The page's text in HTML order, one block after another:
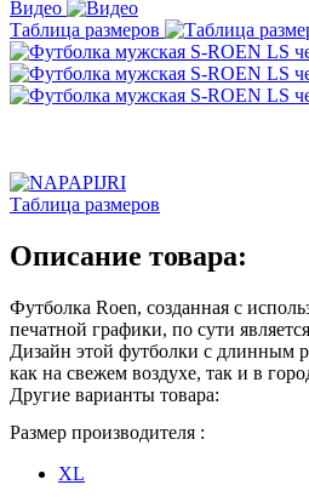
Видео
Таблица размеров
Таблица размеров
Описание товара:
Футболка Roen, созданная с
печатной графики, по сути
Дизайн этой футболки с длинным
как на свежем воздухе, так и в
Другие варианты товара:
Размер производителя :
XL